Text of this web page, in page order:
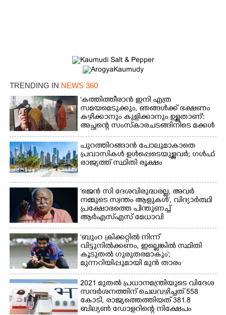
TRENDING IN NEWS 360
'കത്തിത്തീരാൻ ഇനി എത്ര
സമയമെടുക്കും, ഞങ്ങൾക്ക് ഭക്ഷണം
കഴിക്കാനും കുളിക്കാനും ഉള്ളതാണ്':
അച്ഛന്റെ സംസ്കാരചടങ്ങിനിടെ മക്കൾ
പുറത്തിറങ്ങാൻ പോലുമാകാതെ
പ്രവാസികൾ ഉൾപ്പെടെയുള്ളവർ; ഗൾഫ്
രാജ്യത്ത് സ്ഥിതി രൂക്ഷം
'ജെൻ സി ദേശവിരുദ്ധരല്ല, അവർ
നമ്മുടെ സ്വന്തം ആളുകൾ', വിദ്യാർത്ഥി
പ്രക്ഷോഭത്തെ പിന്തുണച്ച്
ആർഎസ്‌എസ് മേധാവി
'ബുംറ ക്രിക്കറ്റിൽ നിന്ന്
വിട്ടുനിൽക്കണം, ഇല്ലെങ്കിൽ സ്ഥിതി
കൂടുതൽ ഗുരുതരമാകും';
മുന്നറിയിപ്പുമായി മുൻ താരം
2021 മുതൽ പ്രധാനമന്ത്രിയുടെ വിദേശ
സന്ദർശനത്തിന് ചെലവഴിച്ചത് 558
കോടി, രാജ്യത്തെത്തിയത് 381.8
ബില്യൺ ഡോളറിന്റെ നിക്ഷേപം